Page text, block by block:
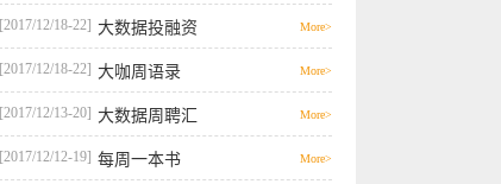
[2017/12/18-22] 大数据投融资 More>
[2017/12/18-22] 大咖周语录 More>
[2017/12/13-20] 大数据周聘汇 More>
[2017/12/12-19] 每周一本书 More>